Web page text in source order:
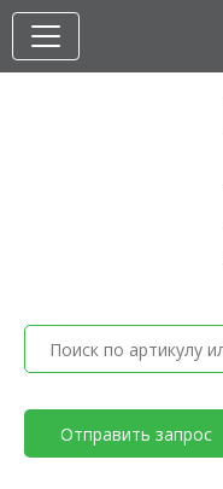
Отправить запрос